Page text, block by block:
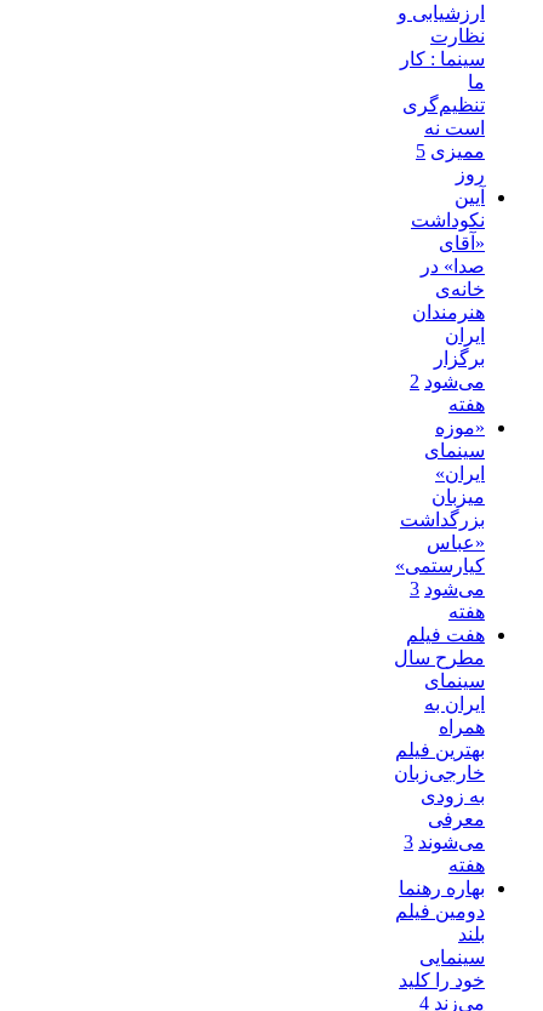
ارزشیابی و
نظارت
سینما : کار
ما
تنظیم‌گری
است نه
ممیزی 5
روز
آیین
نکوداشت
«آقای
صدا» در
خانه‌ی
هنرمندان
ایران
برگزار
می‌شود 2
هفته
«موزه
سینمای
ایران»
میزبان
بزرگداشت
«عباس
کیارستمی»
می‌شود 3
هفته
هفت فیلم
مطرح سال
سینمای
ایران به
همراه
بهترین فیلم
خارجی‌زبان
به زودی
معرفی
می‌شوند 3
هفته
بهاره رهنما
دومین فیلم
بلند
سینمایی
خود را کلید
می‌زند 4